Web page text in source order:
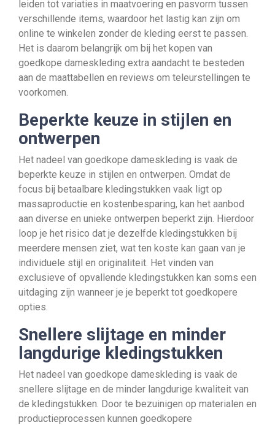
leiden tot variaties in maatvoering en pasvorm tussen
verschillende items, waardoor het lastig kan zijn om
online te winkelen zonder de kleding eerst te passen.
Het is daarom belangrijk om bij het kopen van
goedkope dameskleding extra aandacht te besteden
aan de maattabellen en reviews om teleurstellingen te
voorkomen.
Beperkte keuze in stijlen en
ontwerpen
Het nadeel van goedkope dameskleding is vaak de
beperkte keuze in stijlen en ontwerpen. Omdat de
focus bij betaalbare kledingstukken vaak ligt op
massaproductie en kostenbesparing, kan het aanbod
aan diverse en unieke ontwerpen beperkt zijn. Hierdoor
loop je het risico dat je dezelfde kledingstukken bij
meerdere mensen ziet, wat ten koste kan gaan van je
individuele stijl en originaliteit. Het vinden van
exclusieve of opvallende kledingstukken kan soms een
uitdaging zijn wanneer je je beperkt tot goedkopere
opties.
Snellere slijtage en minder
langdurige kledingstukken
Het nadeel van goedkope dameskleding is vaak de
snellere slijtage en de minder langdurige kwaliteit van
de kledingstukken. Door te bezuinigen op materialen en
productieprocessen kunnen goedkopere